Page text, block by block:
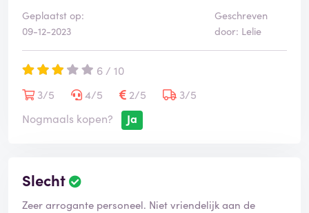
Geplaatst op:
09-12-2023
Geschreven
door: Lelie
6 / 10
3/5
4/5 2/5
3/5
Nogmaals kopen?
Ja
Slecht
Zeer arrogante personeel. Niet vriendelijk aan de